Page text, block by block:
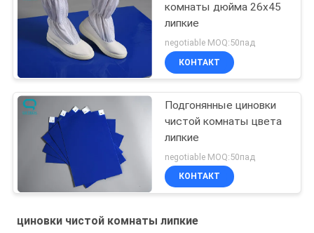
комнаты дюйма 26x45
липкие
negotiable MOQ:50пад
КОНТАКТ
Подгонянные циновки
чистой комнаты цвета
липкие
negotiable MOQ:50пад
КОНТАКТ
циновки чистой комнаты липкие